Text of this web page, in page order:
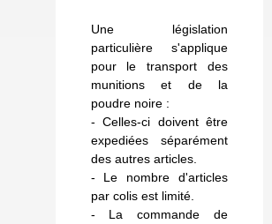
Une législation
particulière s'applique
pour le transport des
munitions et de la
poudre noire :
- Celles-ci doivent être
expediées séparément
des autres articles.
- Le nombre d'articles
par colis est limité.
- La commande de